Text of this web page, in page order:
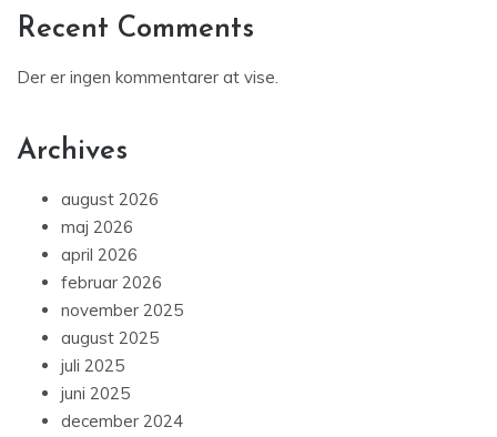
Recent Comments
Der er ingen kommentarer at vise.
Archives
august 2026
maj 2026
april 2026
februar 2026
november 2025
august 2025
juli 2025
juni 2025
december 2024